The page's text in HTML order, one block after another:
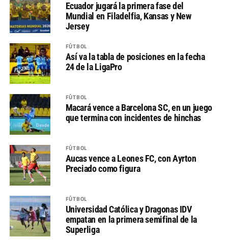
Ecuador jugará la primera fase del
Mundial en Filadelfia, Kansas y New
Jersey
FÚTBOL
Así va la tabla de posiciones en la fecha
24 de la LigaPro
FÚTBOL
Macará vence a Barcelona SC, en un juego
que termina con incidentes de hinchas
FÚTBOL
Aucas vence a Leones FC, con Ayrton
Preciado como figura
FÚTBOL
Universidad Católica y Dragonas IDV
empatan en la primera semifinal de la
Superliga